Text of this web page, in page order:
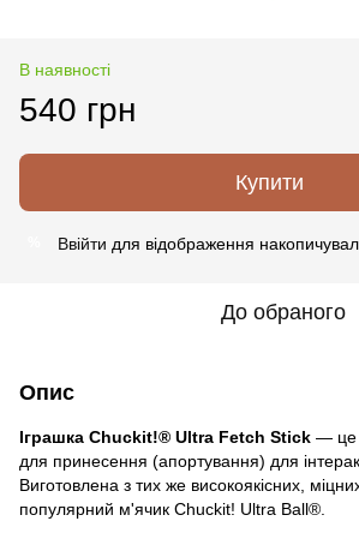
В наявності
540 грн
Купити
Ввійти для відображення
До обраного
Опис
Іграшка Chuckit!® Ultra Fetch Stick — це
для принесення (апортування) для
Виготовлена з тих же високоякісних,
популярний м'ячик Chuckit! Ultra Ball®.